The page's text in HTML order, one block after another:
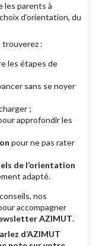
les parents à
d’orientation, du
:
les étapes de
sans se noyer
;
approfondir les
pour ne pas rater
de l’orientation
adapté.
nos
accompagner
AZIMUT.
d’AZIMUT